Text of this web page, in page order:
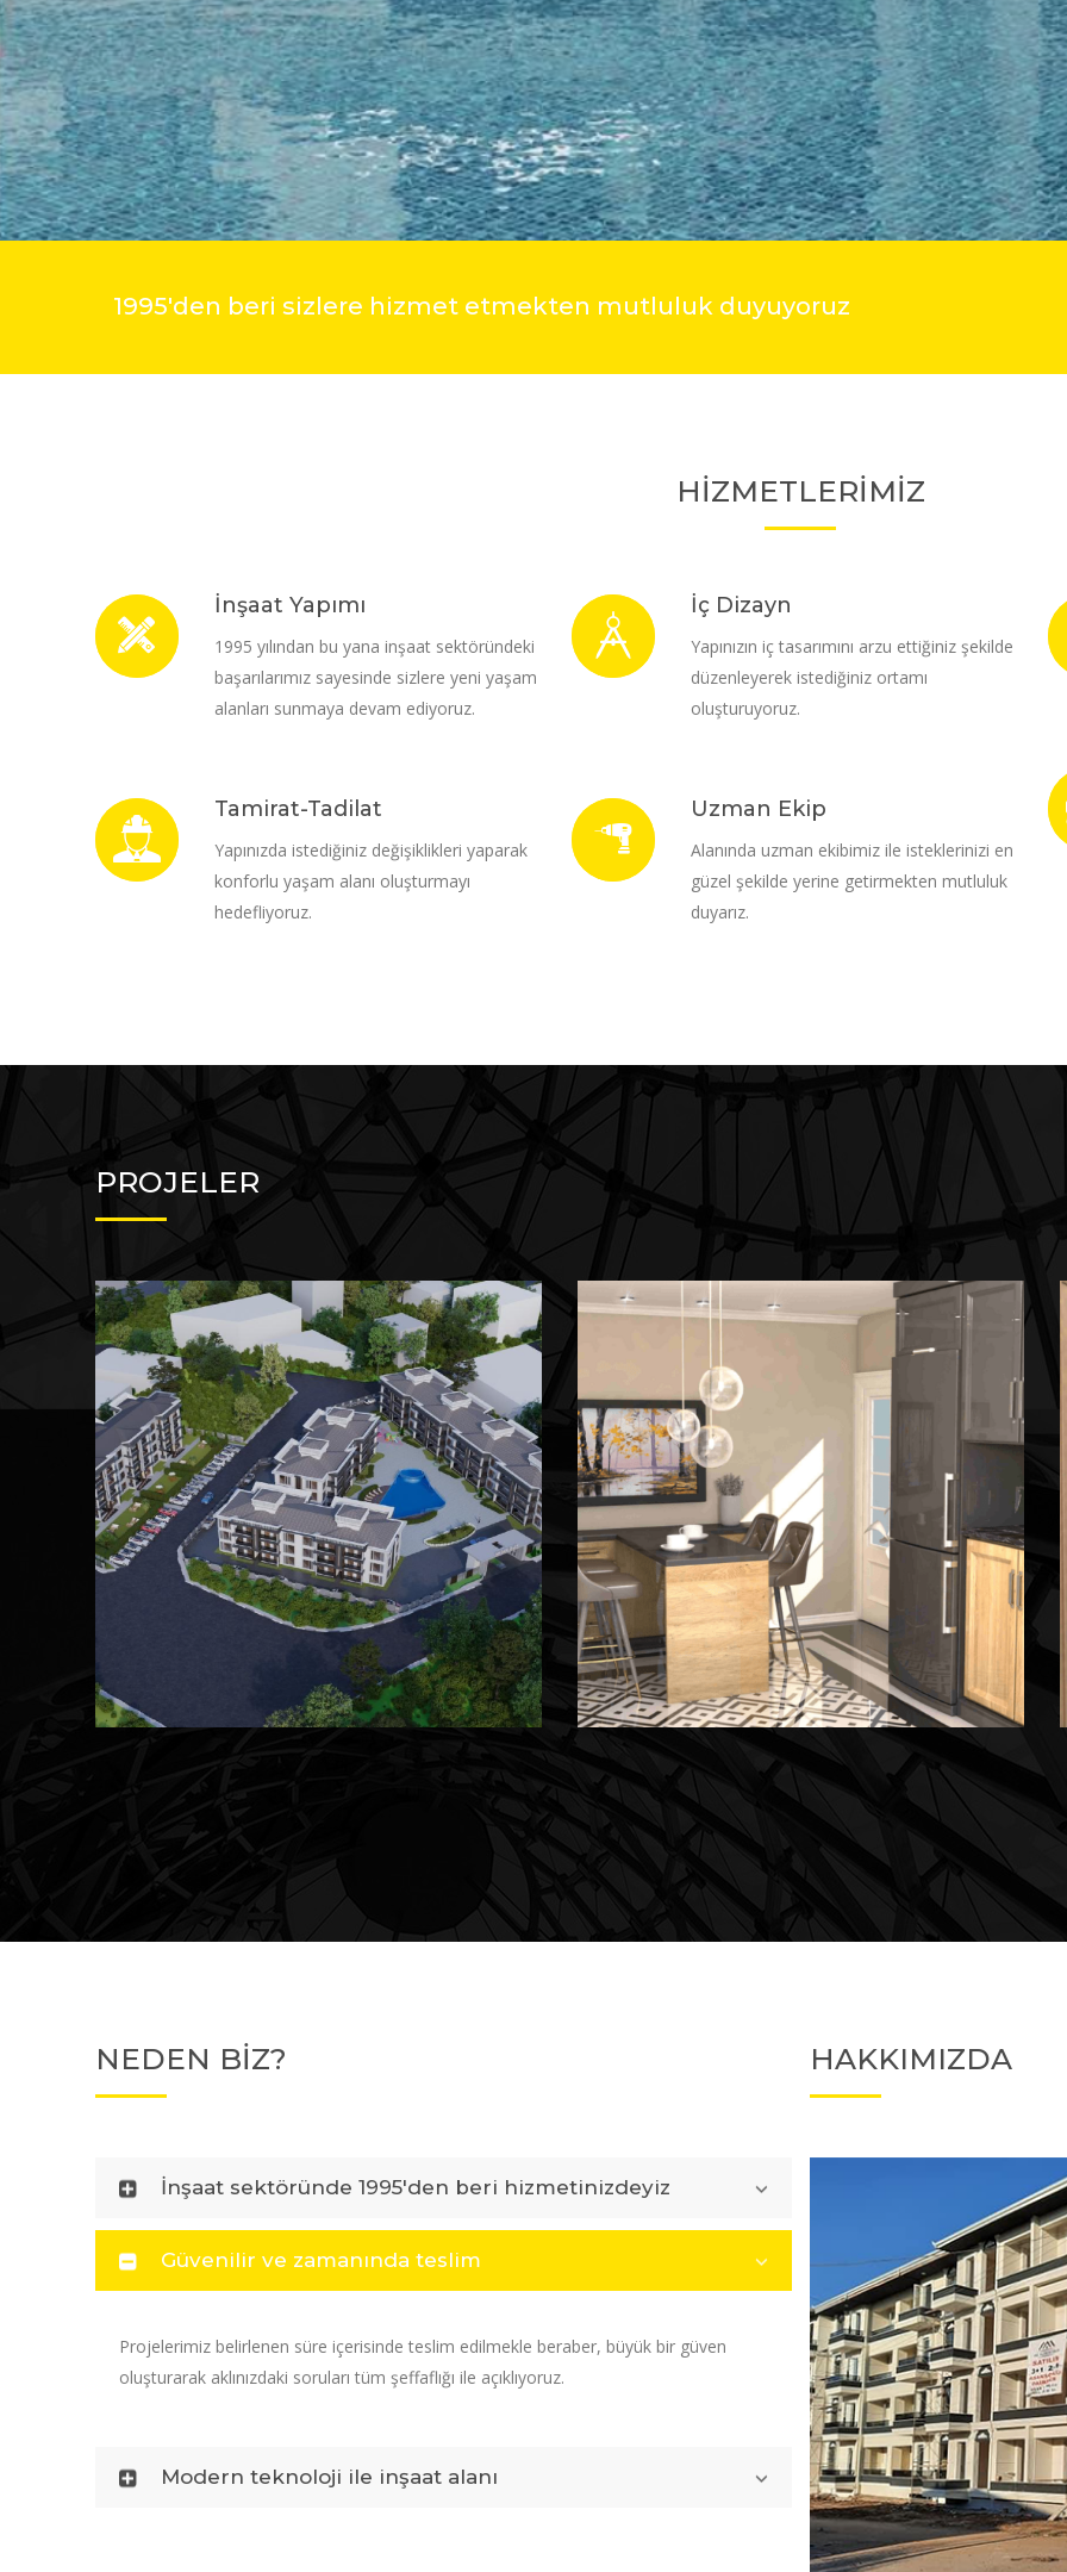
1995'den beri sizlere hizmet etmekten mutluluk duyuyoruz
HİZMETLERİMİZ
İnşaat Yapımı
1995 yılından bu yana inşaat sektöründeki
başarılarımız sayesinde sizlere yeni yaşam
alanları sunmaya devam ediyoruz.
Tamirat-Tadilat
Yapınızda istediğiniz değişiklikleri yaparak
konforlu yaşam alanı oluşturmayı
hedefliyoruz.
İç Dizayn
Yapınızın iç tasarımını arzu ettiğiniz şekilde
düzenleyerek istediğiniz ortamı
oluşturuyoruz.
Uzman Ekip
Alanında uzman ekibimiz ile isteklerinizi en
güzel şekilde yerine getirmekten mutluluk
duyarız.
PROJELER
MK Sare Evleri Devam Eden Proje 2
Devam Eden
NEDEN BİZ?
İnşaat sektöründe 1995'den beri hizmetinizdeyiz
Güvenilir ve zamanında teslim
Projelerimiz belirlenen süre içerisinde teslim edilmekle beraber, büyük bir güven
oluşturarak aklınızdaki soruları tüm şeffaflığı ile açıklıyoruz.
Modern teknoloji ile inşaat alanı
HAKKIMIZDA